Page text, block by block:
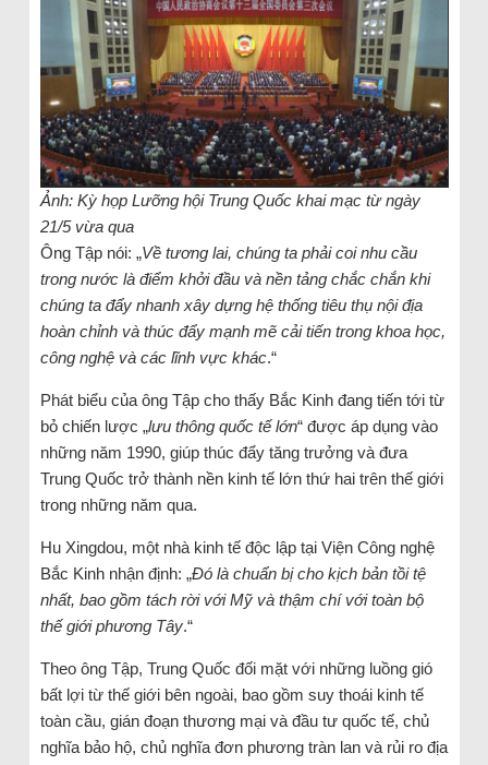
Ảnh: Kỳ họp Lưỡng hội Trung Quốc khai mạc từ ngày
21/5 vừa qua
Ông Tập nói: „Về tương lai, chúng ta phải coi nhu cầu
trong nước là điểm khởi đầu và nền tảng chắc chắn khi
chúng ta đẩy nhanh xây dựng hệ thống tiêu thụ nội địa
hoàn chỉnh và thúc đẩy mạnh mẽ cải tiến trong khoa học,
công nghệ và các lĩnh vực khác.“
Phát biểu của ông Tập cho thấy Bắc Kinh đang tiến tới từ
bỏ chiến lược „lưu thông quốc tế lớn“ được áp dụng vào
những năm 1990, giúp thúc đẩy tăng trưởng và đưa
Trung Quốc trở thành nền kinh tế lớn thứ hai trên thế giới
trong những năm qua.
Hu Xingdou, một nhà kinh tế độc lập tại Viện Công nghệ
Bắc Kinh nhận định: „Đó là chuẩn bị cho kịch bản tồi tệ
nhất, bao gồm tách rời với Mỹ và thậm chí với toàn bộ
thế giới phương Tây.“
Theo ông Tập, Trung Quốc đối mặt với những luồng gió
bất lợi từ thế giới bên ngoài, bao gồm suy thoái kinh tế
toàn cầu, gián đoạn thương mại và đầu tư quốc tế, chủ
nghĩa bảo hộ, chủ nghĩa đơn phương tràn lan và rủi ro địa